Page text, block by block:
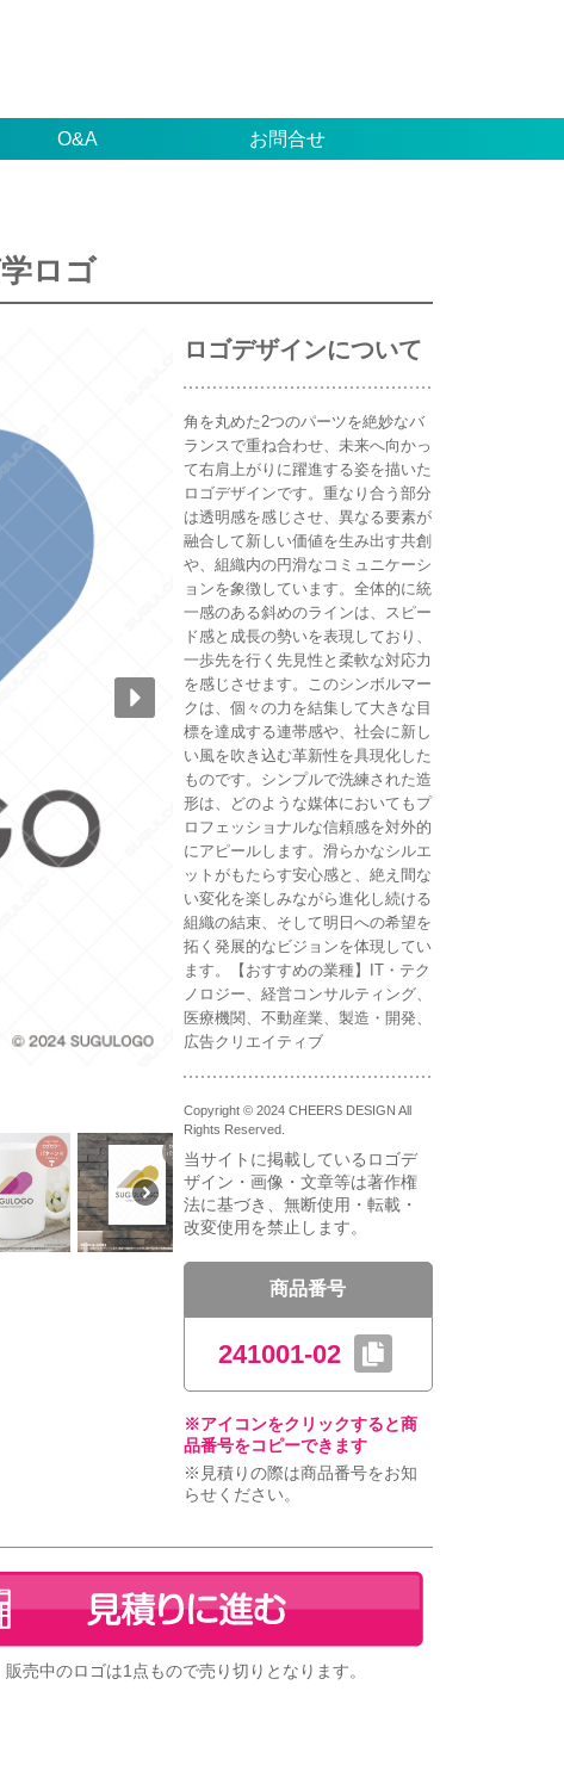
O&A お問合せ
ロゴ
ロゴデザインについて
角を丸めた2つのパーツを絶妙なバ
ランスで重ね合わせ、未来へ向かっ
て右肩上がりに躍進する姿を描いた
ロゴデザインです。重なり合う部分
は透明感を感じさせ、異なる要素が
融合して新しい価値を生み出す共創
や、組織内の円滑なコミュニケーシ
ョンを象徴しています。全体的に統
一感のある斜めのラインは、スピー
ド感と成長の勢いを表現しており、
一歩先を行く先見性と柔軟な対応力
を感じさせます。このシンボルマー
クは、個々の力を結集して大きな目
標を達成する連帯感や、社会に新し
い風を吹き込む革新性を具現化した
ものです。シンプルで洗練された造
形は、どのような媒体においてもプ
ロフェッショナルな信頼感を対外的
にアピールします。滑らかなシルエ
ットがもたらす安心感と、絶え間な
い変化を楽しみながら進化し続ける
組織の結束、そして明日への希望を
拓く発展的なビジョンを体現してい
ます。【おすすめの業種】IT・テク
ノロジー、経営コンサルティング、
医療機関、不動産業、製造・開発、
広告クリエイティブ
Copyright © 2024 CHEERS DESIGN All
Rights Reserved.
当サイトに掲載しているロゴデ
ザイン・画像・文章等は著作権
法に基づき、無断使用・転載・
改変使用を禁止します。
商品番号
241001-02
※アイコンをクリックすると商
品番号をコピーできます
※見積りの際は商品番号をお知
らせください。
販売中のロゴは1点もので売り切りとなります。